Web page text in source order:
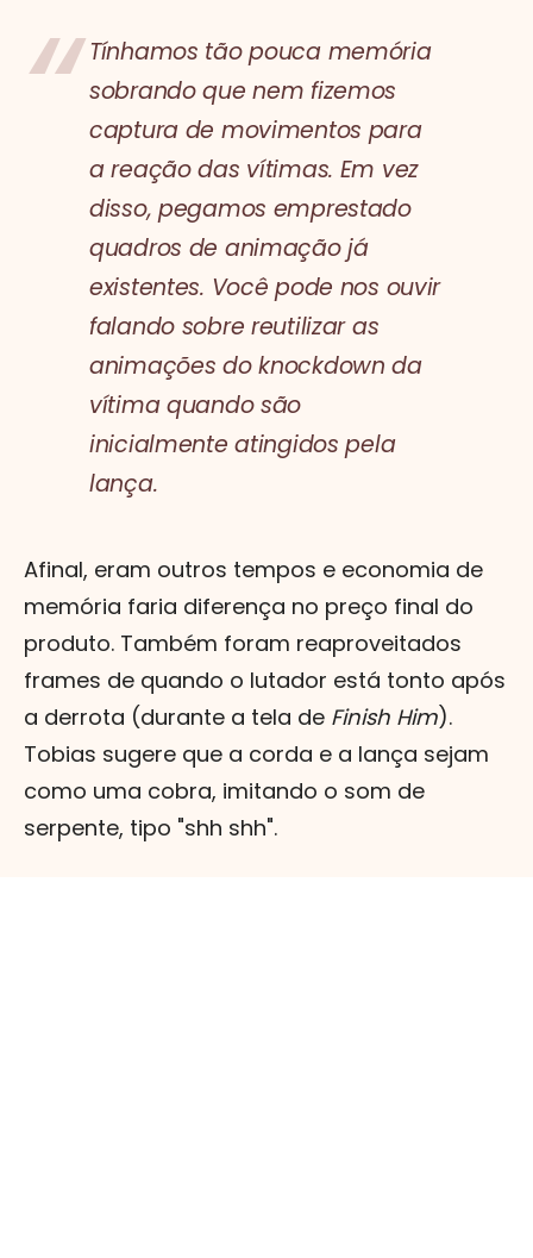
Tínhamos tão pouca memória
sobrando que nem fizemos
captura de movimentos para
a reação das vítimas. Em vez
disso, pegamos emprestado
quadros de animação já
existentes. Você pode nos ouvir
falando sobre reutilizar as
animações doknockdown da
vítima quando são
inicialmente atingidos pela
lança.
Afinal, eram outros tempos e economia de
memória faria diferença no preço final do
produto. Também foram reaproveitados
frames de quando o lutador está tonto após
a derrota (durante a tela de Finish Him).
Tobias sugere que a corda e a lança sejam
como uma cobra, imitando o som de
serpente, tipo "shh shh".